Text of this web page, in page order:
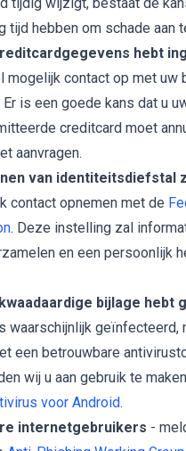
tijd hebben om schade aan
hebt
mogelijk contact op met uw
is een goede kans dat u
creditcard moet
aanvragen.
van identiteitsdiefstal
contact opnemen met de
. Deze instelling zal
en een persoonlijk
bijlage hebt
waarschijnlijk geïnfecteerd,
een betrouwbare
wij u aan gebruik te
voor Android.
internetgebruikers -